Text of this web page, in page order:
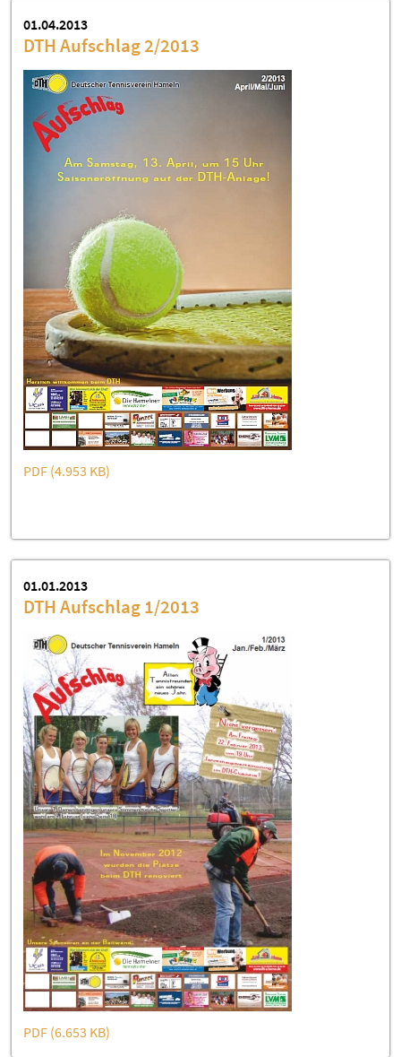
01.04.2013
DTH Aufschlag 2/2013
PDF (4.953 KB)
01.01.2013
DTH Aufschlag 1/2013
PDF (6.653 KB)